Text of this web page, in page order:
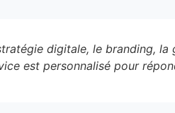
digitale, le branding,
est personnalisé pour